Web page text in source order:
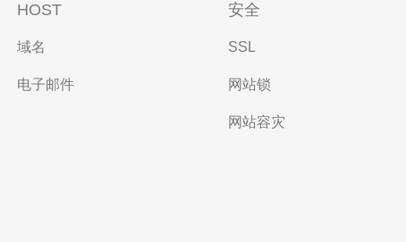
HOST
域名
电子邮件
安全
SSL
网站锁
网站容灾